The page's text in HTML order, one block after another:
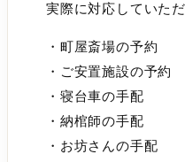
実際に対応していた
・町屋斎場の予約
・ご安置施設の予約
・寝台車の手配
・納棺師の手配
・お坊さんの手配